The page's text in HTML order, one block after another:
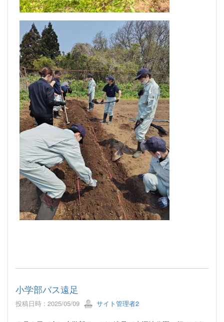
小学部バス遠足
投稿日時 : 2025/05/09 サイト管理者2